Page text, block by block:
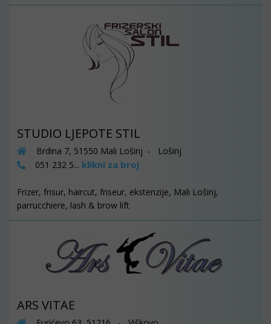
STUDIO LJEPOTE STIL
Brdina 7, 51550 Mali Lošinj - Lošinj
051 232 5... klikni za broj
Frizer, frisur, haircut, friseur, ekstenzije, Mali Lošinj,
parrucchiere, lash & brow lift
ARS VITAE